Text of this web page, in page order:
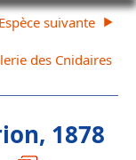
des Cnidaires
Espèce suivante
1878